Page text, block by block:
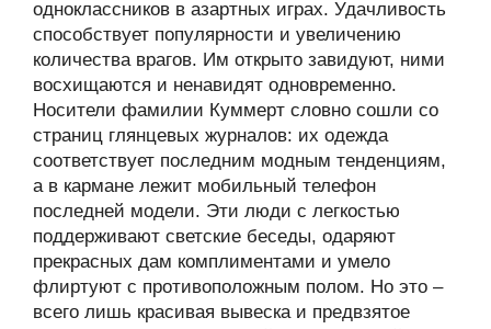
одноклассников в азартных играх. Удачливость
способствует популярности и увеличению
количества врагов. Им открыто завидуют, ними
восхищаются и ненавидят одновременно.
Носители фамилии Куммерт словно сошли со
страниц глянцевых журналов: их одежда
соответствует последним модным тенденциям,
а в кармане лежит мобильный телефон
последней модели. Эти люди с легкостью
поддерживают светские беседы, одаряют
прекрасных дам комплиментами и умело
флиртуют с противоположным полом. Но это –
всего лишь красивая вывеска и предвзятое